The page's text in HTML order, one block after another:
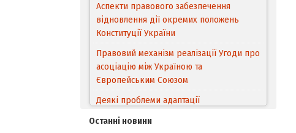
Аспекти правового забезпечення
відновлення дії окремих положень
Конституції України
Правовий механізм реалізації Угоди про
асоціацію між Україною та
Європейським Cоюзом
Деякі проблеми адаптації
походження товарів відповідно до
Останні новини